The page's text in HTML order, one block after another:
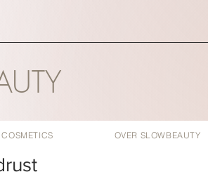
OVER SLOWBEAUTY